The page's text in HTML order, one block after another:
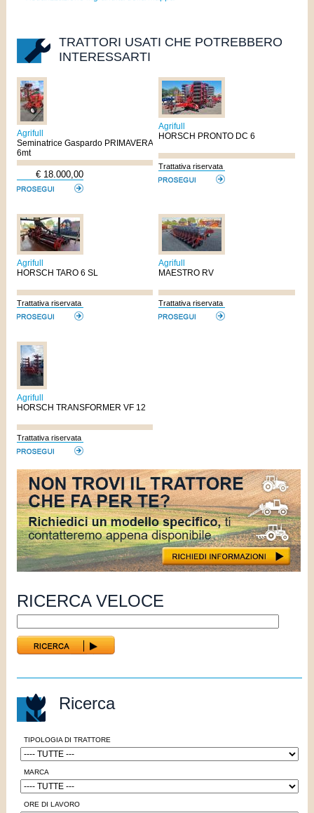
TRATTORI USATI CHE POTREBBERO
INTERESSARTI
Agrifull
Seminatrice Gaspardo PRIMAVERA
6mt
€ 18.000,00
Agrifull
HORSCH PRONTO DC 6
Trattativa riservata
Agrifull
HORSCH TARO 6 SL
Trattativa riservata
Agrifull
MAESTRO RV
Trattativa riservata
Agrifull
HORSCH TRANSFORMER VF 12
Trattativa riservata
RICERCA VELOCE
Ricerca
TIPOLOGIA DI TRATTORE
MARCA
ORE DI LAVORO